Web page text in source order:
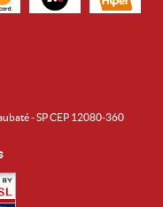
- SP CEP 12080-360